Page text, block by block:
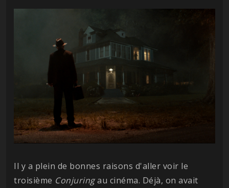
Il y a plein de bonnes raisons d'aller voir le
troisième Conjuringau cinéma. Déjà, on avait